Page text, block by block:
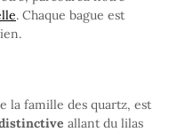
. Chaque bague est
la famille des quartz, est
allant du lilas